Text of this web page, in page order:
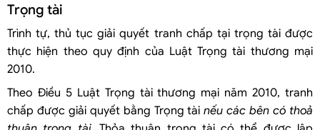
Trọng tài
Trình tự, thủ tục giải quyết tranh chấp tại trọng tài được
thực hiện theo quy định của Luật Trọng tài thương mại
2010.
Theo Điều 5 Luật Trọng tài thương mại năm 2010, tranh
chấp được giải quyết bằng Trọng tàinếu các bên có thoả